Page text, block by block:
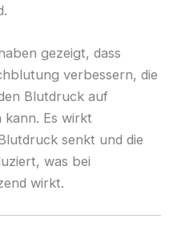
gezeigt, dass
verbessern, die
Blutdruck auf
kann. Es wirkt
senkt und die
was bei
wirkt.